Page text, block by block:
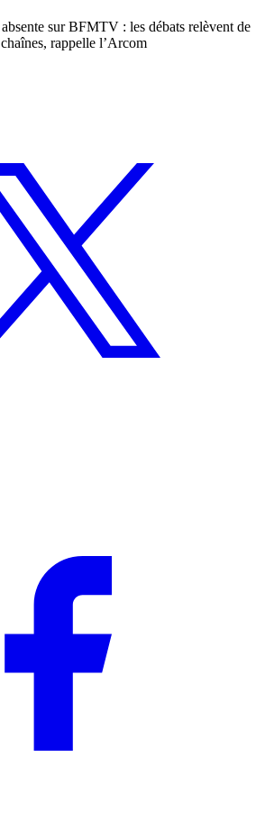
sur BFMTV : les débats relèvent de
rappelle l’Arcom